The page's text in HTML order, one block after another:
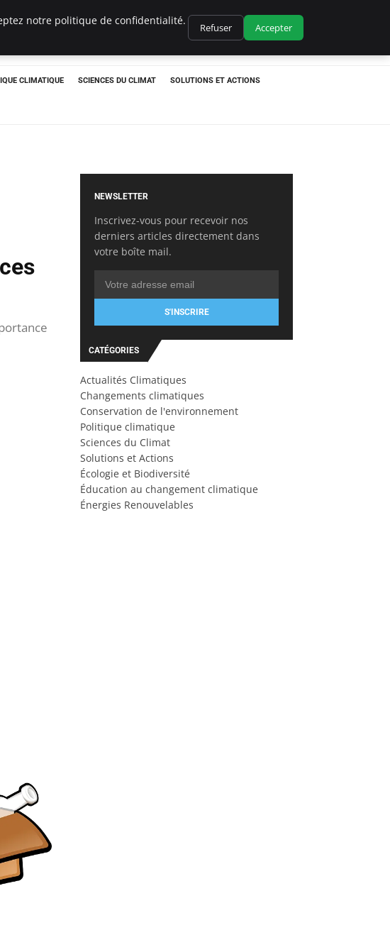
CLIMATIQUE SCIENCES DU CLIMAT SOLUTIONS ET ACTIONS
NEWSLETTER
Inscrivez-vous pour recevoir nos
derniers articles directement dans
votre boîte mail.
S'INSCRIRE
CATÉGORIES
Actualités Climatiques
Changements climatiques
Conservation de l'environnement
Politique climatique
Sciences du Climat
Solutions et Actions
Écologie et Biodiversité
Éducation au changement climatique
Énergies Renouvelables
notre politique de confidentialité.
Refuser Accepter